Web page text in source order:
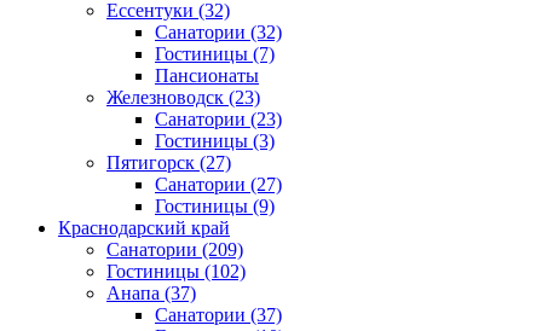
Ессентуки (32)
Санатории (32)
Гостиницы (7)
Пансионаты
Железноводск (23)
Санатории (23)
Гостиницы (3)
Пятигорск (27)
Санатории (27)
Гостиницы (9)
Краснодарский край
Санатории (209)
Гостиницы (102)
Анапа (37)
Санатории (37)